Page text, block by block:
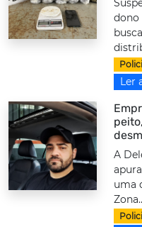
dono
Ler
A
uma